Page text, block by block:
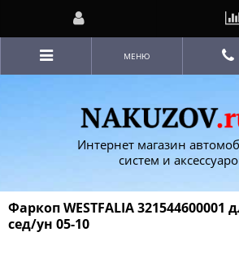
Интернет магазин
систем и
МЕНЮ
Фаркоп WESTFALIA 321544600001
сед/ун 05-10